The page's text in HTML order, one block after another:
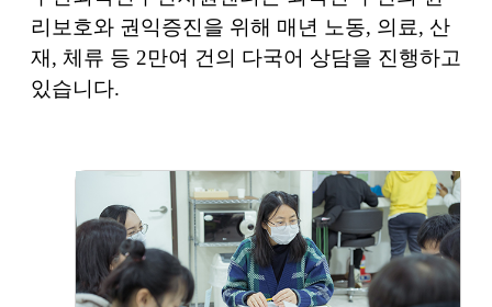
리보호와 권익증진을 위해 매년 노동, 의료, 산
재, 체류 등 2만여 건의 다국어 상담을 진행하고
있습니다.